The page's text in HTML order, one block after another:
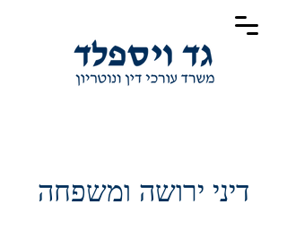
דיני ירושה ומשפחה